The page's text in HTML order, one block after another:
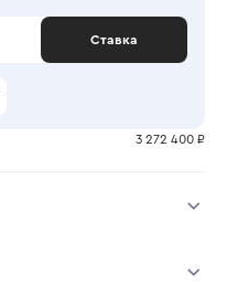
Ставка
3 272 400 ₽